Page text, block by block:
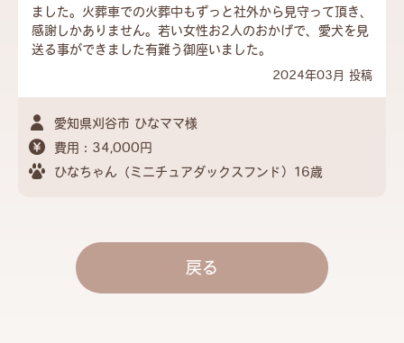
ました。火葬車での火葬中もずっと社外から見守って頂き、
感謝しかありません。若い女性お2人のおかげで、愛犬を見
送る事ができました有難う御座いました。
2024年03月 投稿
愛知県刈谷市 ひなママ様
費用：34,000円
ひなちゃん（ミニチュアダックスフンド）16歳
戻る